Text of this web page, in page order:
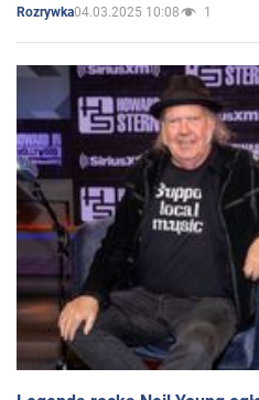
Rozrywka04.03.2025 10:08 1